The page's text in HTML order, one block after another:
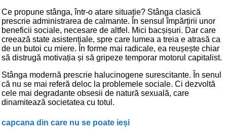
Ce propune stânga, într-o atare situație? Stânga clasică
prescrie administrarea de calmante. În sensul împărțirii unor
beneficii sociale, necesare de altfel. Mici bacșișuri. Dar care
creează state asistențiale, spre care lumea a treia e atrasă ca
de un butoi cu miere. În forme mai radicale, ea reușește chiar
să distrugă motivația și să gripeze temporar motorul capitalist.
Stânga modernă prescrie halucinogene surescitante. În senul
că nu se mai referă deloc la problemele sociale. Ci dezvoltă
cele mai degradante obsesii de natură sexuală, care
dinamitează societatea cu totul.
capcana din care nu se poate ieși